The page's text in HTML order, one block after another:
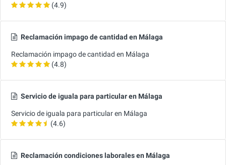
(4.9)
Reclamación impago de cantidad en Málaga
Reclamación impago de cantidad en Málaga
(4.8)
Servicio de iguala para particular en Málaga
Servicio de iguala para particular en Málaga
(4.6)
Reclamación condiciones laborales en Málaga